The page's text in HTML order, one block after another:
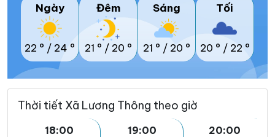
Ngày
22 ° / 24 °
Đêm
21 ° / 20 °
Sáng
21 ° / 20 °
Tối
20 ° / 22 °
Thời tiết Xã Lương Thông theo giờ
18:00
19:00
20:00